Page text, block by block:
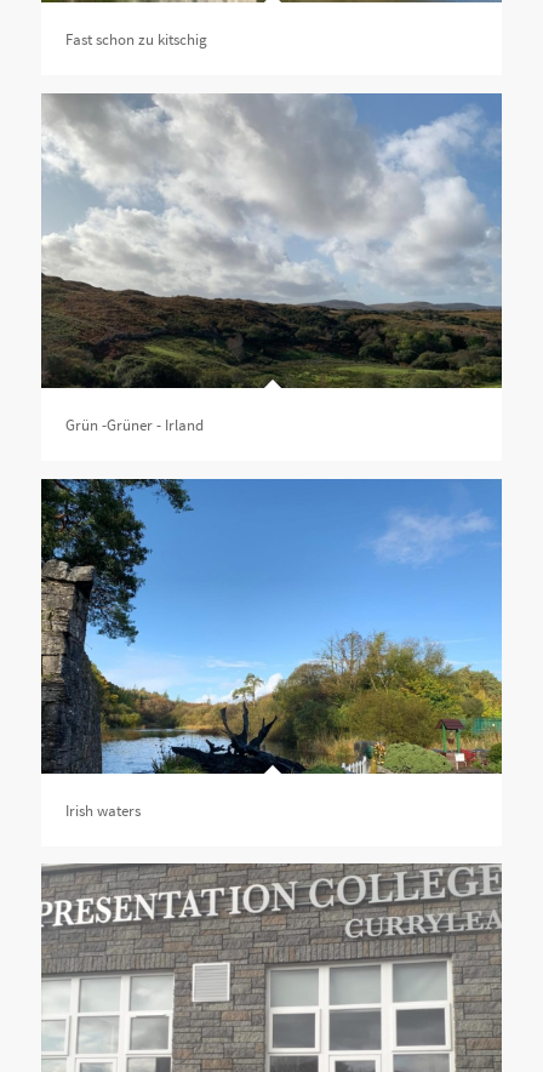
Fast schon zu kitschig
Grün -Grüner - Irland
Irish waters